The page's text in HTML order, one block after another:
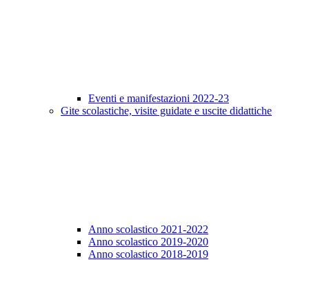
Eventi e manifestazioni 2022-23
Gite scolastiche, visite guidate e uscite didattiche
Anno scolastico 2021-2022
Anno scolastico 2019-2020
Anno scolastico 2018-2019